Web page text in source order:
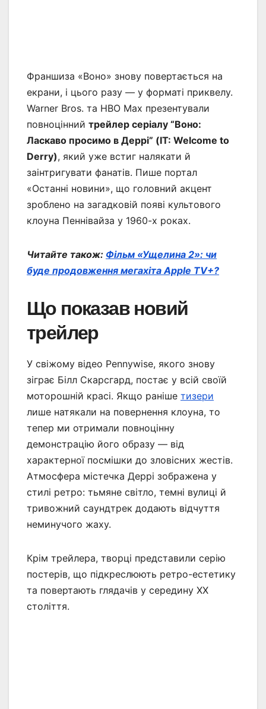
Франшиза «Воно» знову повертається на
екрани, і цього разу — у форматі приквелу.
Warner Bros. та HBO Max презентували
повноцінний трейлер серіалу “Воно:
Ласкаво просимо в Деррі” (IT: Welcome to
Derry), який уже встиг налякати й
заінтригувати фанатів. Пише портал
«Останні новини», що головний акцент
зроблено на загадковій появі культового
клоуна Пеннівайза у 1960-х роках.
Читайте також: Фільм «Ущелина 2»: чи
буде продовження мегахіта Apple TV+?
Що показав новий
трейлер
У свіжому відео Pennywise, якого знову
зіграє Білл Скарсгард, постає у всій своїй
моторошній красі. Якщо раніше тизери
лише натякали на повернення клоуна, то
тепер ми отримали повноцінну
демонстрацію його образу — від
характерної посмішки до зловісних жестів.
Атмосфера містечка Деррі зображена у
стилі ретро: тьмяне світло, темні вулиці й
тривожний саундтрек додають відчуття
неминучого жаху.
Крім трейлера, творці представили серію
постерів, що підкреслюють ретро-естетику
та повертають глядачів у середину ХХ
століття.